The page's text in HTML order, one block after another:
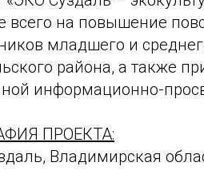
всего на повышение
младшего и
района, а также
информационно-
ПРОЕКТА:
Владимирская